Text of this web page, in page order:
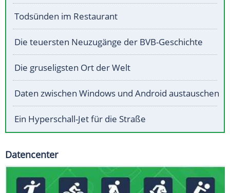
Todsünden im Restaurant
Die teuersten Neuzugänge der BVB-Geschichte
Die gruseligsten Ort der Welt
Daten zwischen Windows und Android austauschen
Ein Hyperschall-Jet für die Straße
Datencenter